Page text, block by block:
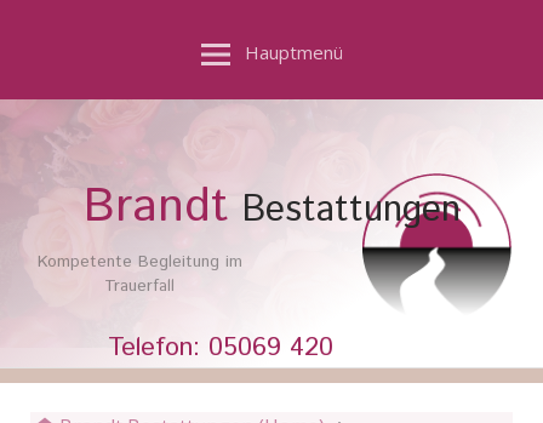
Hauptmenü
Brandt Bestattungen
Kompetente Begleitung im
Trauerfall
Telefon: 05069 420